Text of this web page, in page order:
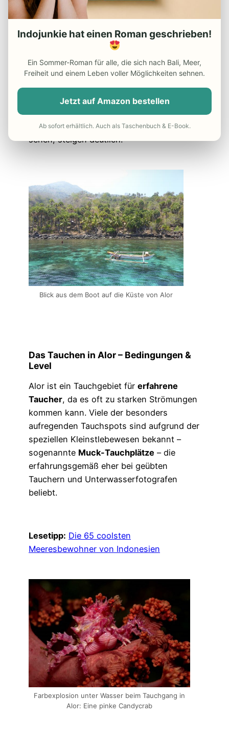
schließen während der Hauptregenzeit von
Dezember bis Februar ihre Tore.
Wer speziellWale beobachten möchte,
Juni und November
Alor reisen, denn dann ziehen
Zwergblauwale, Pottwale und weitere
Walarten an den Inseln vorbei.
AbJunisind außerdem weniger Moskitos
unterwegs und die Chancen,Mola Molazu
sehen, steigen deutlich!
Blick aus dem Boot auf die Küste von Alor
Das Tauchen in Alor – Bedingungen &
Level
Alor ist ein Tauchgebiet für erfahrene
Taucher, da es oft zu starken Strömungen
kommen kann. Viele der besonders
aufregenden Tauchspots sind aufgrund der
speziellen Kleinstlebewesen bekannt –
sogenannte Muck-Tauchplätze – die
erfahrungsgemäß eher bei geübten
Tauchern und Unterwasserfotografen
beliebt.
Lesetipp: Die 65 coolsten
Meeresbewohner von Indonesien
Farbexplosion unter Wasser beim Tauchgang in
Alor: Eine pinke Candycrab
Indojunkie hat einen Roman geschrieben!
Ein Sommer-Roman für alle, die sich nach Bali, Meer,
Freiheit und einem Leben voller Möglichkeiten sehnen.
Jetzt auf Amazon bestellen
Ab sofort erhältlich. Auch als Taschenbuch & E-Book.